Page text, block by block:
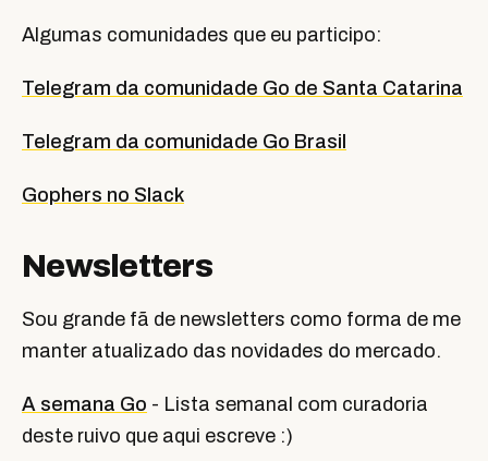
Algumas comunidades que eu participo:
Telegram da comunidade Go de Santa Catarina
Telegram da comunidade Go Brasil
Gophers no Slack
Newsletters
Sou grande fã de newsletters como forma de me
manter atualizado das novidades do mercado.
A semana Go - Lista semanal com curadoria
deste ruivo que aqui escreve :)